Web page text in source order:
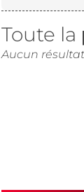
Toute la
Aucun